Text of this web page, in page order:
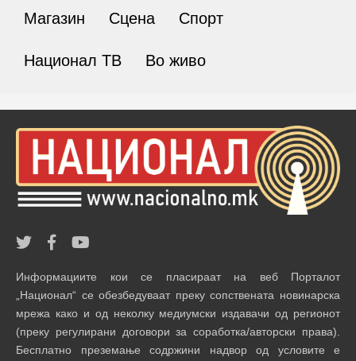
Магазин Сцена Спорт
Национал ТВ Во живо
Информациите кои се пласираат на веб Порталот
„Национал“ се обезбедуваат преку сопствената новинарска
мрежа како и од неколку медиумски издавачи од регионот
(преку регулирани договори за соработка/авторски права).
Бесплатно преземање содржини надвор од условите е